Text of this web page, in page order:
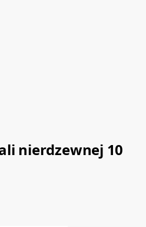
nierdzewnej 10